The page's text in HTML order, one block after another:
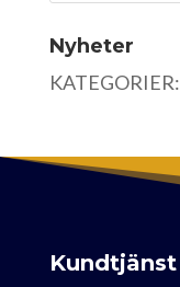
Nyheter
KATEGORIER:
Kundtjänst